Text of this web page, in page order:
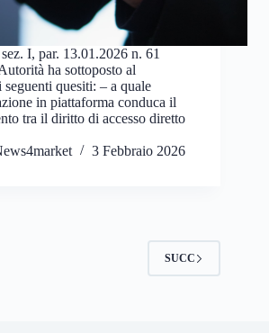
I, par. 13.01.2026 n. 61
ha sottoposto al
quesiti: – a quale
in piattaforma conduca il
tra il diritto di accesso diretto
3 Febbraio 2026
SUCC